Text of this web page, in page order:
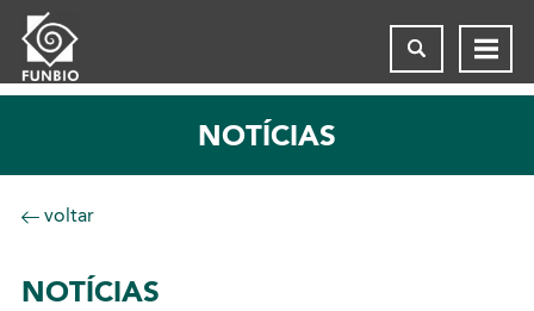
NOTÍCIAS
voltar
NOTÍCIAS